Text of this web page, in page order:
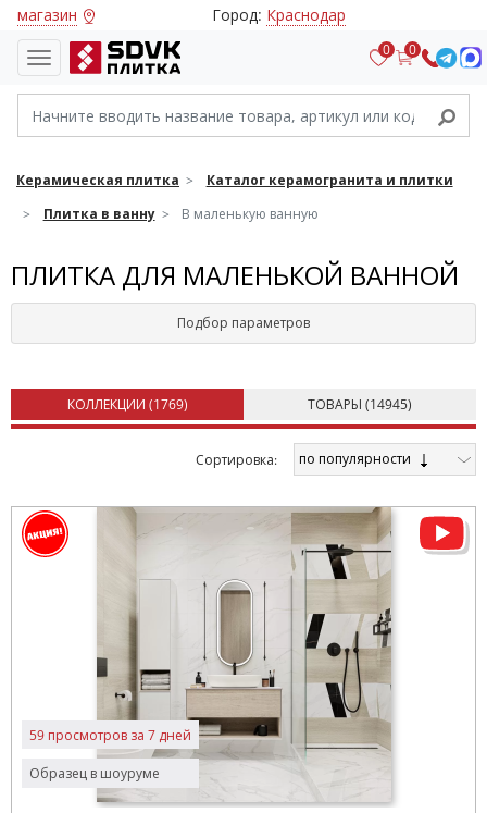
магазин Город: Краснодар
0 0
Керамическая плитка
Каталог керамогранита и плитки
Плитка в ванну
В маленькую ванную
ПЛИТКА ДЛЯ МАЛЕНЬКОЙ ВАННОЙ
Подбор параметров
КОЛЛЕКЦИИ (1769) ТОВАРЫ (14945)
Cортировка: по популярности
Образец в шоуруме
59 просмотров за 7 дней